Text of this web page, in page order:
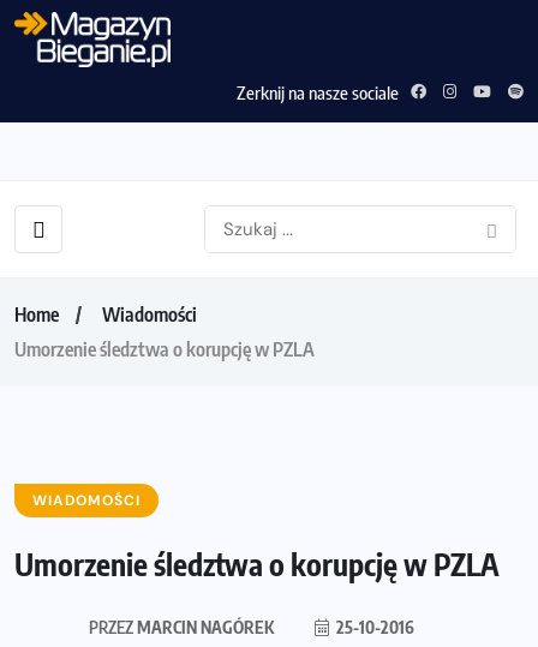
Zerknij na nasze sociale
Home
Wiadomości
Umorzenie śledztwa o korupcję w PZLA
WIADOMOŚCI
Umorzenie śledztwa o korupcję w PZLA
PRZEZMARCIN NAGÓREK 25-10-2016